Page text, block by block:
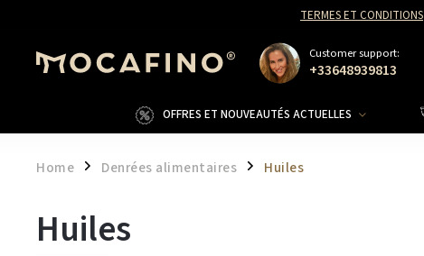
TERMES ET CONDITIONS
Customer support:
+33648939813
OFFRES ET NOUVEAUTÉS ACTUELLES
Home / Denrées alimentaires / Huiles
Huiles